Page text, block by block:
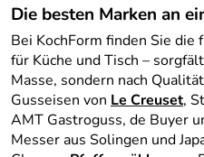
Die besten Marken an
Bei KochForm finden Sie
für Küche und Tisch –
Masse, sondern nach
Gusseisen von Le Creuset,
AMT Gastroguss, de Buyer
Messer aus Solingen und